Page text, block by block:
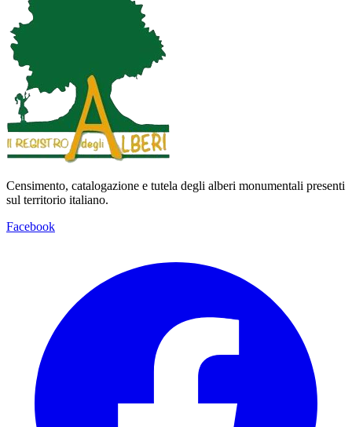
Censimento, catalogazione e tutela degli alberi monumentali presenti
sul territorio italiano.
Facebook